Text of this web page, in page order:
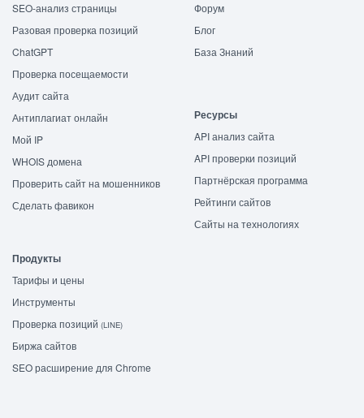
SEO-анализ страницы
Разовая проверка позиций
ChatGPT
Проверка посещаемости
Аудит сайта
Антиплагиат онлайн
Мой IP
WHOIS домена
Проверить сайт на мошенников
Сделать фавикон
Форум
Блог
База Знаний
Ресурсы
API анализ сайта
API проверки позиций
Партнёрская программа
Рейтинги сайтов
Сайты на технологиях
Продукты
Тарифы и цены
Инструменты
Проверка позиций (LINE)
Биржа сайтов
SEO расширение для Chrome